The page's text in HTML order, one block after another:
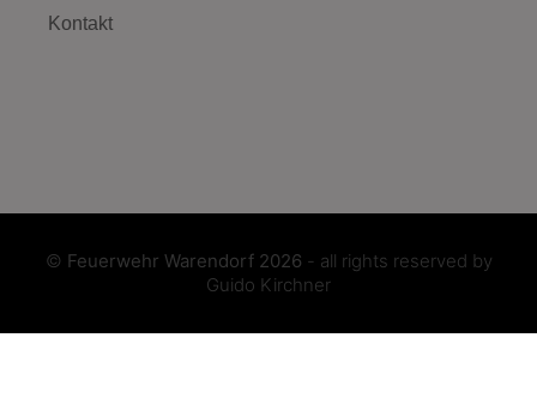
Kontakt
© Feuerwehr Warendorf 2026 - all rights reserved by
Guido Kirchner